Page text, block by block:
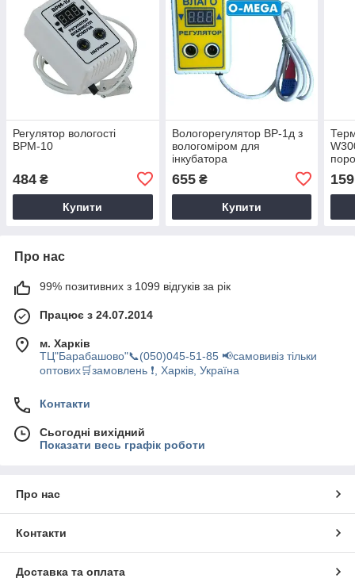
Регулятор вологості
ВРМ-10
484 ₴
Купити
Вологорегулятор ВР-1д з
вологоміром для
інкубатора
655₴
Купити
159
Про нас
99% позитивних з 1099 відгуків за рік
Працює з 24.07.2014
м. Харків
ТЦ"Барабашово"📞(050)045-51-85 📢самовивіз тільки
оптових🛒замовлень ❗, Харків, Україна
Контакти
Сьогодні вихідний
Показати весь графік роботи
Про нас
Контакти
Доставка та оплата